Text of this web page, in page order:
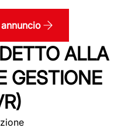
ALLA
GESTIONE